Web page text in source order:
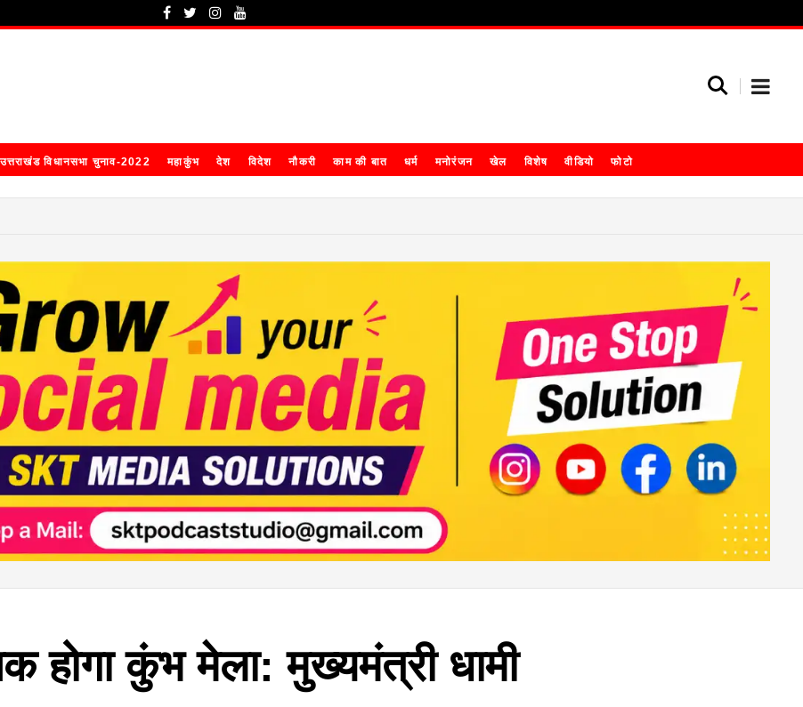
उत्तराखंड विधानसभा चुनाव-2022 महाकुंभ देश विदेश नौकरी काम की बात धर्म मनोरंजन खेल विशेष वीडियो फोटो
होगा कुंभ मेला: मुख्यमंत्री धामी